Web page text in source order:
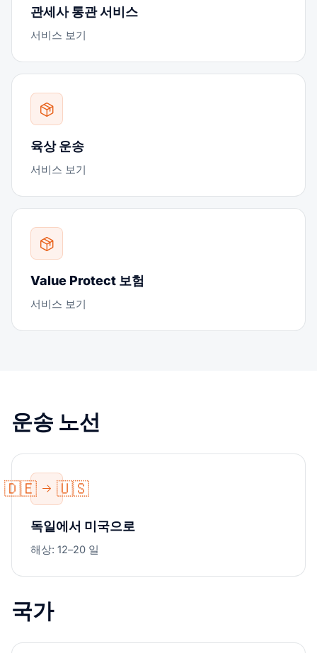
관세사 통관 서비스
서비스 보기
육상 운송
서비스 보기
Value Protect 보험
서비스 보기
운송 노선
🇩🇪 🇺🇸
독일에서 미국으로
해상: 12–20 일
국가